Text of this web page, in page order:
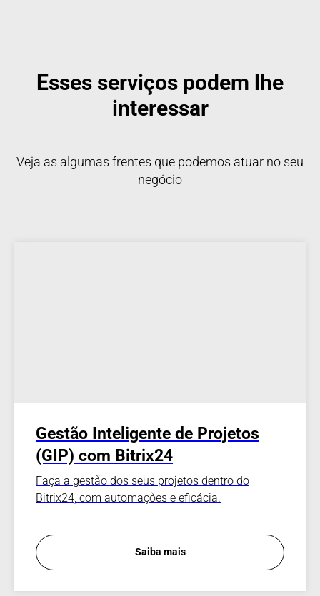
Esses serviços podem lhe
interessar
Veja as algumas frentes que podemos atuar no seu
negócio
Gestão Inteligente de Projetos
(GIP) com Bitrix24
Faça a gestão dos seus projetos dentro do
Bitrix24, com automações e eficácia.
Saiba mais